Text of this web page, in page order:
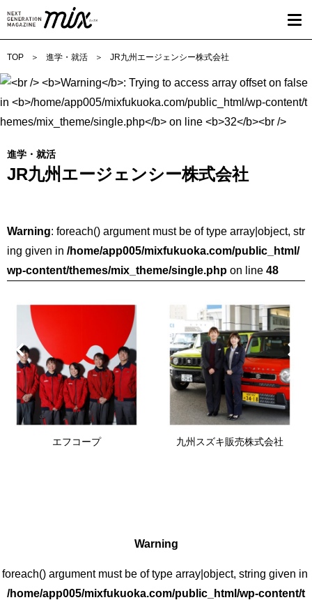
TOP 進学・就活 JR九州エージェンシー株式会社
進学・就活
JR九州エージェンシー株式会社
Warning: foreach() argument must be of type array|object, str
ing given in /home/app005/mixfukuoka.com/public_html/
wp-content/themes/mix_theme/single.php on line 48
エフコープ 九州スズキ販売株式会社
Warning
foreach() argument must be of type array|object, string given in
/home/app005/mixfukuoka.com/public_html/wp-content/t